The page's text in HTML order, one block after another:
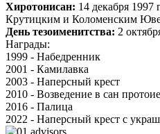
Хиротонисан: 14 декабря 1997
Крутицким и Коломенским
День тезоименитства: 2
Награды:
1999 - Набедренник
2001 - Камилавка
2003 - Наперсный крест
2010 - Возведение в сан
2016 - Палица
2022 - Наперсный крест с